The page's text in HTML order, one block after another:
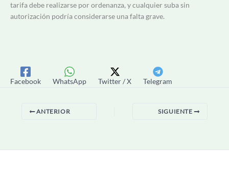
tarifa debe realizarse por ordenanza, y cualquier suba sin
autorización podría considerarse una falta grave.
Facebook WhatsApp Twitter / X Telegram
ANTERIOR SIGUIENTE